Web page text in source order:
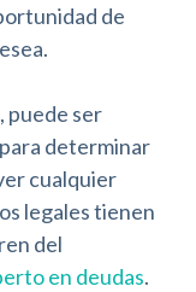
de
puede ser
determinar
cualquier
legales tienen
del
en deudas.